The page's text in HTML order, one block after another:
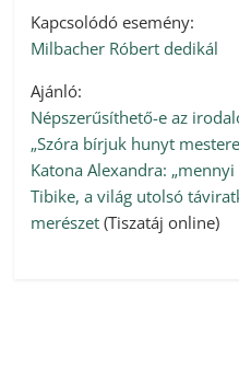
Kapcsolódó esemény:
Milbacher Róbert dedikál
Ajánló:
Népszerűsíthető-e az
„Szóra bírjuk hunyt
Katona Alexandra:
Tibike, a világ utolsó
merészet (Tiszatáj online)